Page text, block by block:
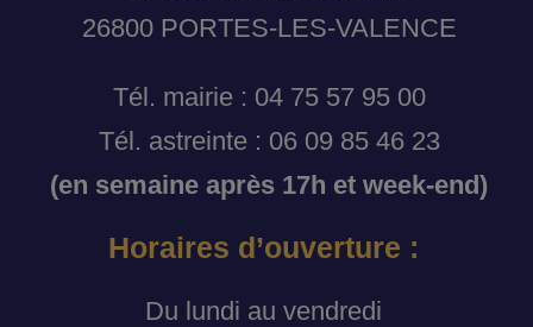
26800 PORTES-LES-VALENCE
Tél. mairie : 04 75 57 95 00
Tél. astreinte : 06 09 85 46 23
(en semaine après 17h et week-end)
Horaires d’ouverture :
Du lundi au vendredi